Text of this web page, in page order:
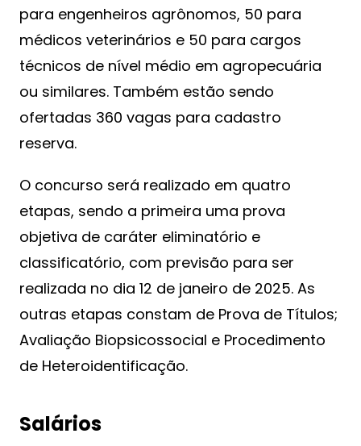
para engenheiros agrônomos, 50 para
médicos veterinários e 50 para cargos
técnicos de nível médio em agropecuária
ou similares. Também estão sendo
ofertadas 360 vagas para cadastro
reserva.
O concurso será realizado em quatro
etapas, sendo a primeira uma prova
objetiva de caráter eliminatório e
classificatório, com previsão para ser
realizada no dia 12 de janeiro de 2025. As
outras etapas constam de Prova de Títulos;
Avaliação Biopsicossocial e Procedimento
de Heteroidentificação.
Salários